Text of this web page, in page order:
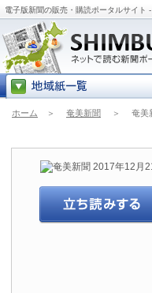
電子版新聞の販売・購読ポータルサイト
ホーム ＞ 奄美新聞 ＞ 奄美